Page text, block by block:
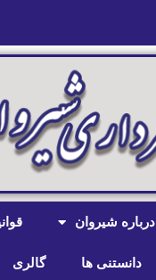
درباره شیروان
دانستنی ها گالری